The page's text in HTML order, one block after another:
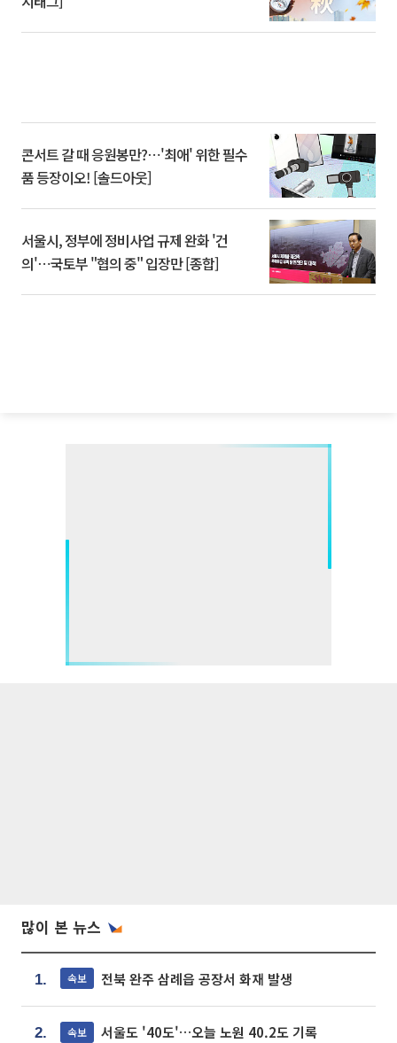
콘서트 갈 때 응원봉만?⋯'최애' 위한 필수
품 등장이오! [솔드아웃]
서울시, 정부에 정비사업 규제 완화 '건
의'⋯국토부 "협의 중" 입장만 [종합]
많이 본 뉴스
1. 속보 전북 완주 삼례읍 공장서 화재 발생
2. 속보 서울도 '40도'…오늘 노원 40.2도 기록